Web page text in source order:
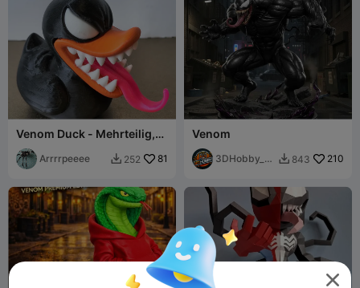
Venom Duck - Mehrteilig,
kein CFS erforderlich
Arrrrpeeee  252 81
Venom
3DHobby_c
 843 210
